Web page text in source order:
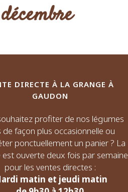
DIRECTE À LA GRANGE À
GAUDON
profiter de nos légumes
de façon plus occasionnelle ou
ponctuellement un panier ? La
est ouverte deux fois par semaine
pour les ventes directes :
matin et jeudi matin